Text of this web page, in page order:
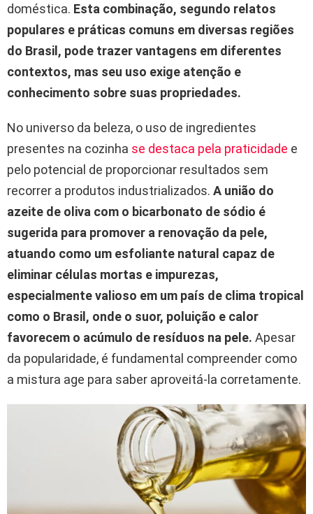
doméstica. Esta combinação, segundo relatos
populares e práticas comuns em diversas regiões
do Brasil, pode trazer vantagens em diferentes
contextos, mas seu uso exige atenção e
conhecimento sobre suas propriedades.
No universo da beleza, o uso de ingredientes
presentes na cozinha se destaca pela praticidade e
pelo potencial de proporcionar resultados sem
recorrer a produtos industrializados. A união do
azeite de oliva com o bicarbonato de sódio é
sugerida para promover a renovação da pele,
atuando como um esfoliante natural capaz de
eliminar células mortas e impurezas,
especialmente valioso em um país de clima tropical
como o Brasil, onde o suor, poluição e calor
favorecem o acúmulo de resíduos na pele. Apesar
da popularidade, é fundamental compreender como
a mistura age para saber aproveitá-la corretamente.